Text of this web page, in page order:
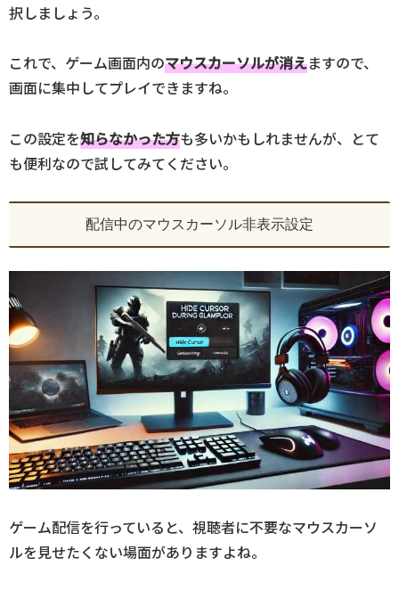
択しましょう。
これで、ゲーム画面内のマウスカーソルが消えますので、
画面に集中してプレイできますね。
この設定を知らなかった方も多いかもしれませんが、とて
も便利なので試してみてください。
配信中のマウスカーソル非表示設定
ゲーム配信を行っていると、視聴者に不要なマウスカーソ
ルを見せたくない場面がありますよね。